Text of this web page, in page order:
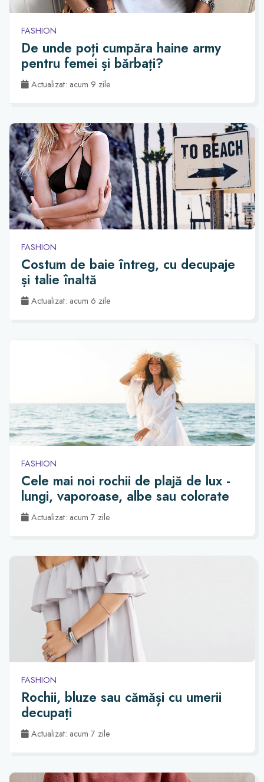
FASHION
De unde poți cumpăra haine army
pentru femei și bărbați?
Actualizat: acum 9 zile
FASHION
Costum de baie întreg, cu decupaje
și talie înaltă
Actualizat: acum 6 zile
FASHION
Cele mai noi rochii de plajă de lux -
lungi, vaporoase, albe sau colorate
Actualizat: acum 7 zile
FASHION
Rochii, bluze sau cămăși cu umerii
decupați
Actualizat: acum 7 zile